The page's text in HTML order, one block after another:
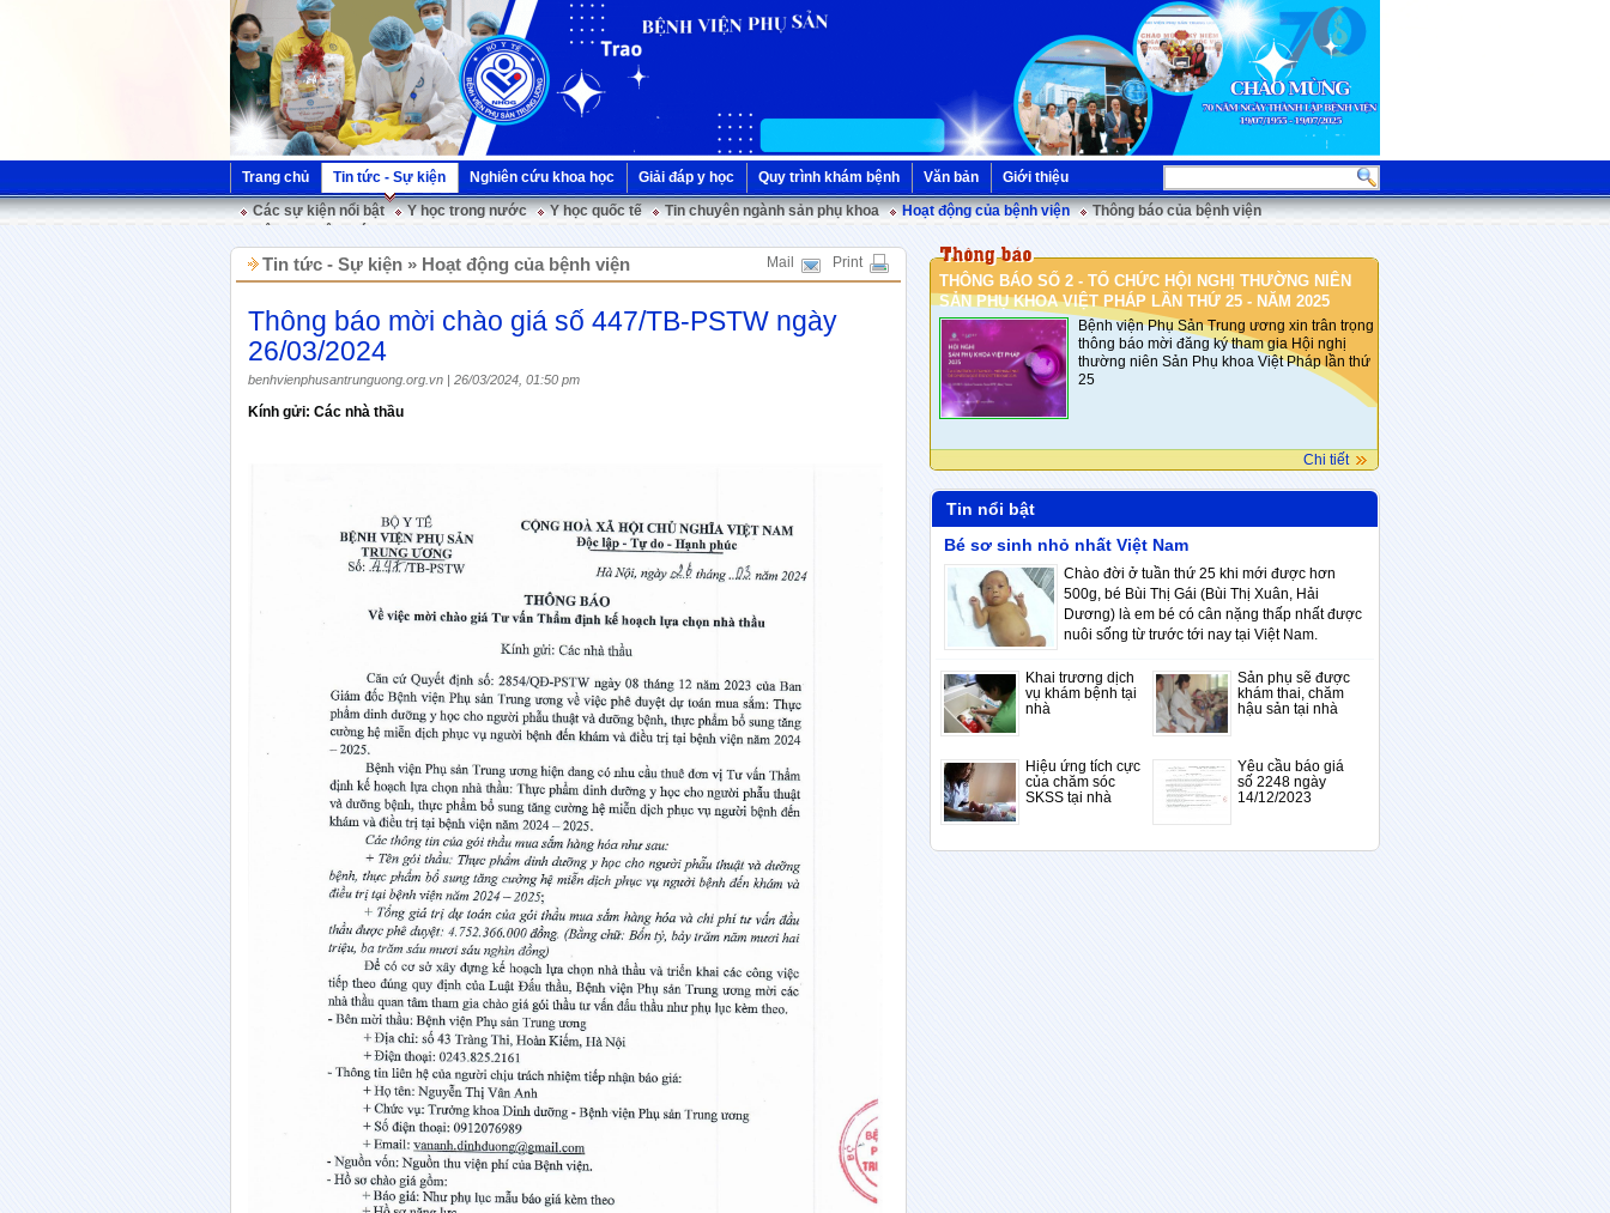
Trang chủ Tin tức - Sự kiện Nghiên cứu khoa học Giải đáp y học Quy trình khám bệnh Văn bản
Giới thiệu
Các sự kiện nổi bật
Y học trong nước Y học quốc tế Tin chuyên ngành sản phụ khoa Hoạt động của bệnh viện
Thông báo của bệnh viện
Tin tức - Sự kiện » Hoạt động của bệnh viện Mail Print
Thông báo mời chào giá số 447/TB-PSTW ngày
26/03/2024
benhvienphusantrunguong.org.vn | 26/03/2024, 01:50 pm
Kính gửi: Các nhà thầu
THÔNG BÁO SỐ 2 - TỔ CHỨC HỘI NGHỊ THƯỜNG NIÊN
SẢN PHỤ KHOA VIỆT PHÁP LẦN THỨ 25 - NĂM 2025
Bệnh viện Phụ Sản Trung ương xin trân trọng
thông báo mời đăng ký tham gia Hội nghị
thường niên Sản Phụ khoa Việt Pháp lần thứ
25
Chi tiết
Tin nổi bật
Bé sơ sinh nhỏ nhất Việt Nam
Chào đời ở tuần thứ 25 khi mới được hơn
500g, bé Bùi Thị Gái (Bùi Thị Xuân, Hải
Dương) là em bé có cân nặng thấp nhất được
nuôi sống từ trước tới nay tại Việt Nam.
Khai trương dịch
vụ khám bệnh tại
nhà
Sản phụ sẽ được
khám thai, chăm
hậu sản tại nhà
Hiệu ứng tích cực
của chăm sóc
SKSS tại nhà
Yêu cầu báo giá
số 2248 ngày
14/12/2023